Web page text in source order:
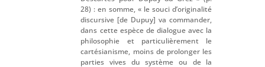
28) : en somme, « le souci d’originalité
discursive [de Dupuy] va commander,
dans cette espèce de dialogue avec la
philosophie et particulièrement le
cartésianisme, moins de prolonger les
parties vives du système ou de la